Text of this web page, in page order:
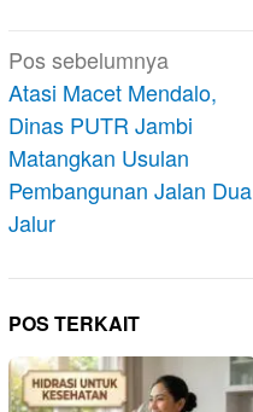
Navigasi
pos
Pos sebelumnya
Atasi Macet Mendalo,
Dinas PUTR Jambi
Matangkan Usulan
Pembangunan Jalan Dua
Jalur
POS TERKAIT